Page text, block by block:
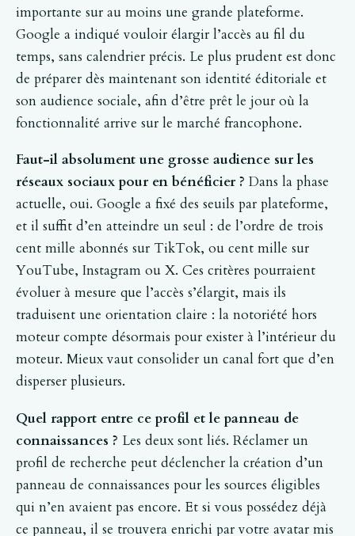
importante sur au moins une grande plateforme.
Google a indiqué vouloir élargir l’accès au fil du
temps, sans calendrier précis. Le plus prudent est donc
de préparer dès maintenant son identité éditoriale et
son audience sociale, afin d’être prêt le jour où la
fonctionnalité arrive sur le marché francophone.
Faut-il absolument une grosse audience sur les
réseaux sociaux pour en bénéficier ? Dans la phase
actuelle, oui. Google a fixé des seuils par plateforme,
et il suffit d’en atteindre un seul : de l’ordre de trois
cent mille abonnés sur TikTok, ou cent mille sur
YouTube, Instagram ou X. Ces critères pourraient
évoluer à mesure que l’accès s’élargit, mais ils
traduisent une orientation claire : la notoriété hors
moteur compte désormais pour exister à l’intérieur du
moteur. Mieux vaut consolider un canal fort que d’en
disperser plusieurs.
Quel rapport entre ce profil et le panneau de
connaissances ? Les deux sont liés. Réclamer un
profil de recherche peut déclencher la création d’un
panneau de connaissances pour les sources éligibles
qui n’en avaient pas encore. Et si vous possédez déjà
ce panneau, il se trouvera enrichi par votre avatar mis